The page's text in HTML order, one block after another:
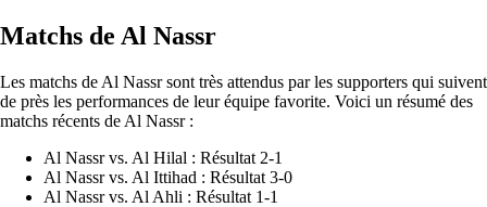
Matchs de Al Nassr
Les matchs de Al Nassr sont très attendus par les supporters qui suivent
de près les performances de leur équipe favorite. Voici un résumé des
matchs récents de Al Nassr :
Al Nassr vs. Al Hilal : Résultat 2-1
Al Nassr vs. Al Ittihad : Résultat 3-0
Al Nassr vs. Al Ahli : Résultat 1-1